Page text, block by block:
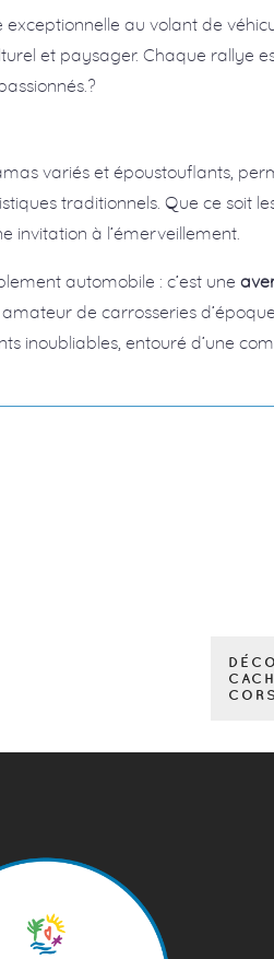
exceptionnelle au volant de
et paysager. Chaque rallye
variés et époustouflants,
traditionnels. Que ce soit
invitation à l’émerveillement.
automobile : c’est une
de carrosseries
inoubliables, entouré d’une